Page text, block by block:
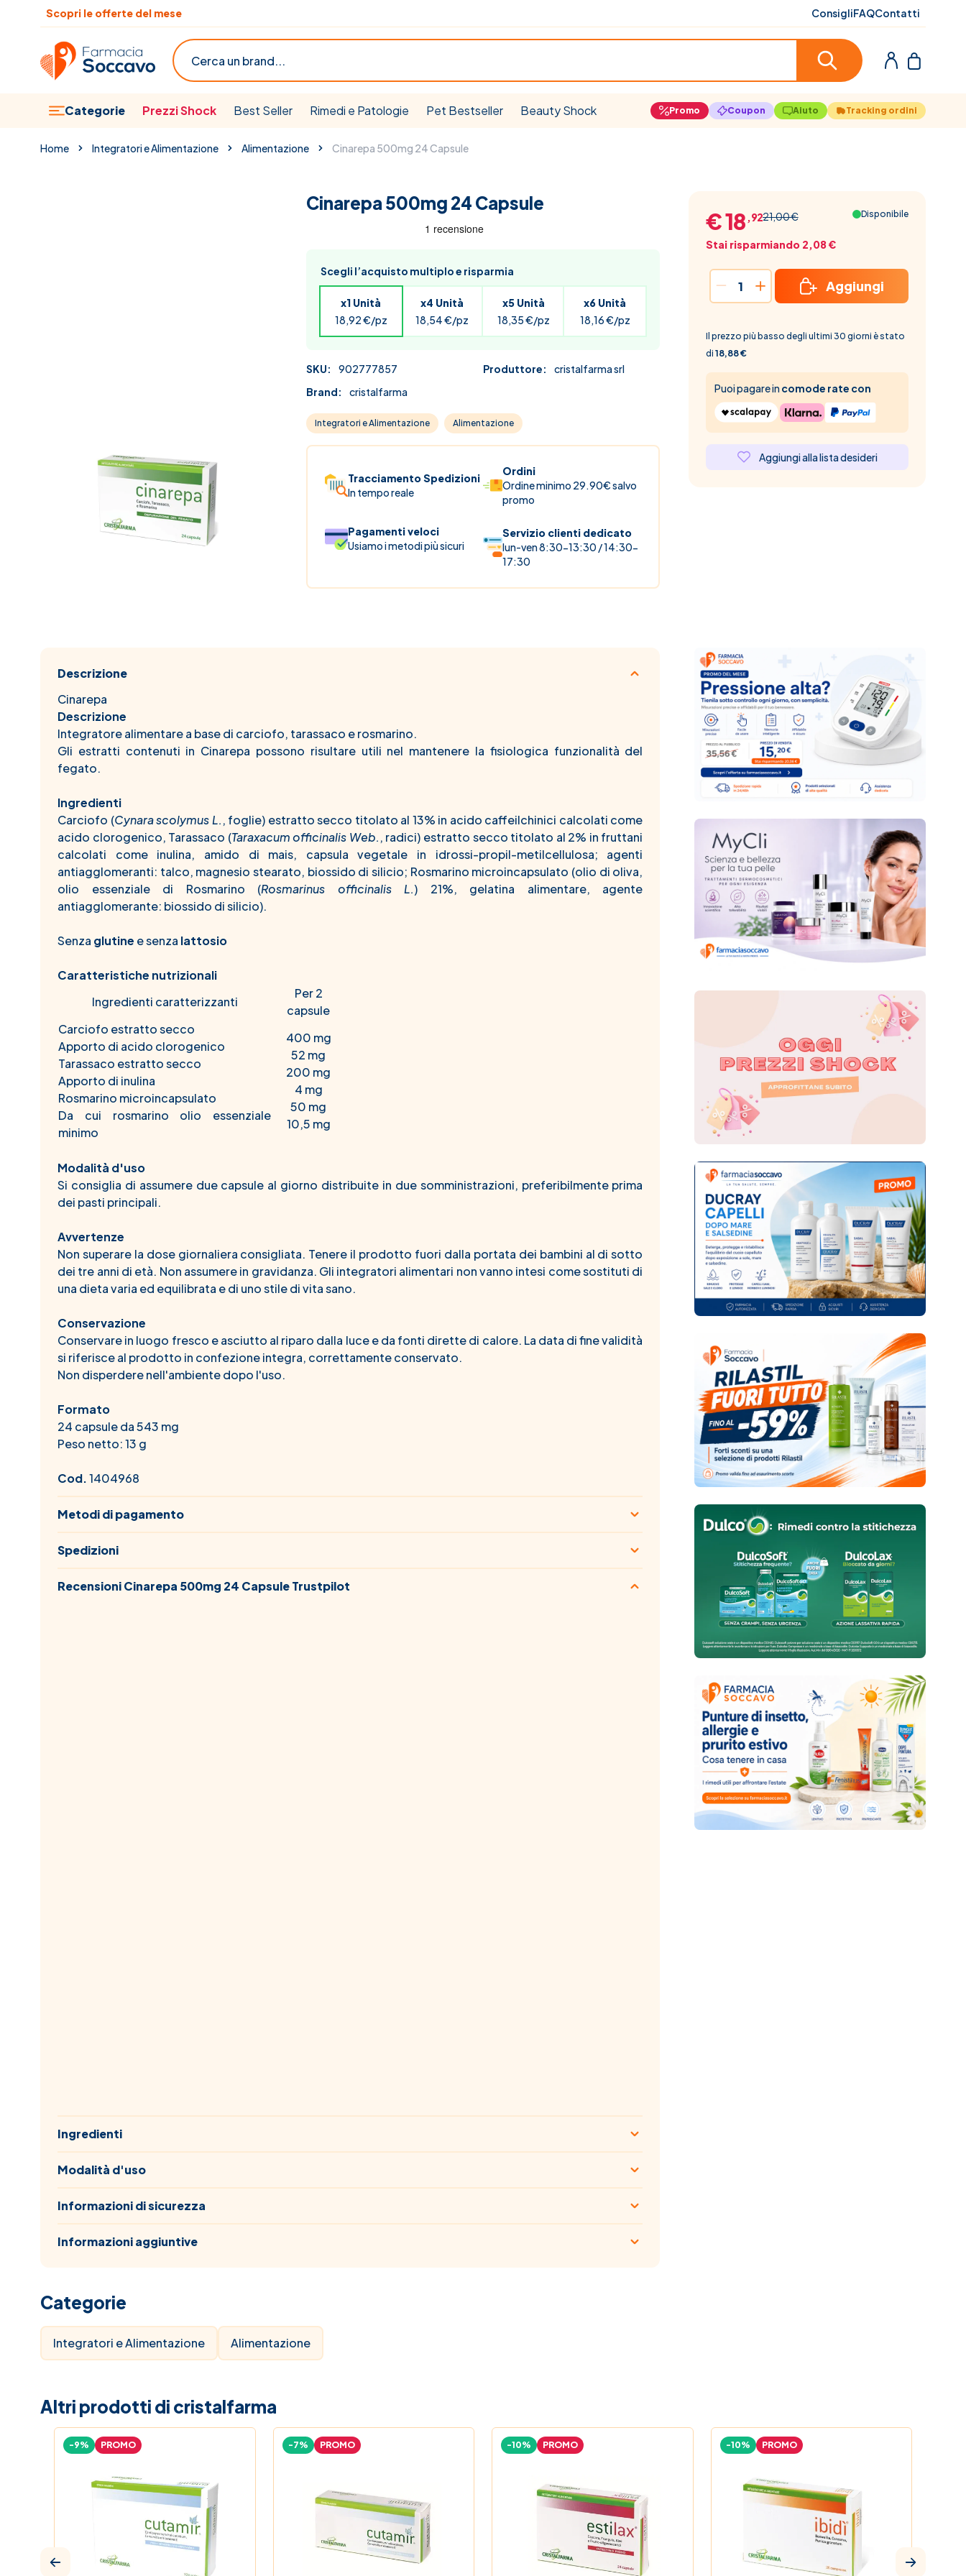
Salta al contenuto
Scopri le offerte del mese ConsigliFAQContatti
Categorie Prezzi Shock Best Seller Rimedi e Patologie Pet Bestseller Beauty Shock Promo Coupon Aiuto Tracking ordini
Cerca
Home Integratori e Alimentazione Alimentazione Cinarepa 500mg 24 Capsule
Cinarepa 500mg 24 Capsule
Scegli l’acquisto multiplo e risparmia
x1 Unità
18,92 €/pz
x4 Unità
18,54 €/pz
x5 Unità
18,35 €/pz
x6 Unità
18,16 €/pz
SKU: 902777857 Produttore:
cristalfarma srl
Brand:
cristalfarma
Integratori e Alimentazione Alimentazione
Tracciamento Spedizioni
In tempo reale
Ordini
Ordine minimo 29.90€ salvo
promo
Pagamenti veloci
Usiamo i metodi più sicuri
Servizio clienti dedicato
lun-ven 8:30-13:30 / 14:30-
17:30
21,00 €
€ 18 ,92
Stai risparmiando 2,08 €
Disponibile
Aggiungi
Il prezzo più basso degli ultimi 30 giorni è stato
di18,88 €
Puoi pagare incomode rate con
Aggiungi alla lista desideri
Descrizione
Cinarepa
Descrizione
Integratore alimentare a base di carciofo, tarassaco e rosmarino.
Gli estratti contenuti in Cinarepa possono risultare utili nel mantenere la fisiologica funzionalità del
fegato.
Ingredienti
Carciofo (Cynara scolymus L., foglie) estratto secco titolato al 13% in acido caffeilchinici calcolati come
acido clorogenico, Tarassaco (Taraxacum officinalis Web., radici) estratto secco titolato al 2% in fruttani
calcolati come inulina, amido di mais, capsula vegetale in idrossi-propil-metilcellulosa; agenti
antiagglomeranti: talco, magnesio stearato, biossido di silicio; Rosmarino microincapsulato (olio di oliva,
olio essenziale di Rosmarino (Rosmarinus officinalis L.) 21%, gelatina alimentare, agente
antiagglomerante: biossido di silicio).
Senza glutine e senza lattosio
Caratteristiche nutrizionali
Ingredienti caratterizzanti
Per 2
capsule
Carciofo estratto secco
Apporto di acido clorogenico
Tarassaco estratto secco
Apporto di inulina
Rosmarino microincapsulato
Da cui rosmarino olio essenziale
minimo
400 mg
52 mg
200 mg
4 mg
50 mg
10,5 mg
Modalità d'uso
Si consiglia di assumere due capsule al giorno distribuite in due somministrazioni, preferibilmente prima
dei pasti principali.
Avvertenze
Non superare la dose giornaliera consigliata. Tenere il prodotto fuori dalla portata dei bambini al di sotto
dei tre anni di età. Non assumere in gravidanza. Gli integratori alimentari non vanno intesi come sostituti di
una dieta varia ed equilibrata e di uno stile di vita sano.
Conservazione
Conservare in luogo fresco e asciutto al riparo dalla luce e da fonti dirette di calore. La data di fine validità
si riferisce al prodotto in confezione integra, correttamente conservato.
Non disperdere nell'ambiente dopo l'uso.
Formato
24 capsule da 543 mg
Peso netto: 13 g
Cod.1404968
Metodi di pagamento
Spedizioni
Recensioni Cinarepa 500mg 24 Capsule Trustpilot
Ingredienti
Modalità d'uso
Informazioni di sicurezza
Informazioni aggiuntive
Categorie
Integratori e Alimentazione Alimentazione
Altri prodotti di cristalfarma
-9% PROMO -7% PROMO -10% PROMO -10% PROMO